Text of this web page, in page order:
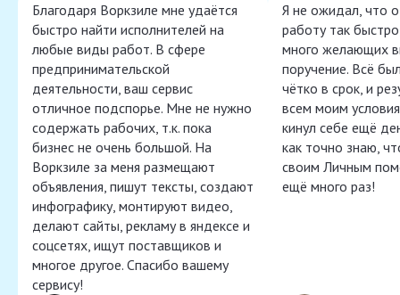
Благодаря Воркзиле мне удаётся
быстро найти исполнителей на
любые виды работ. В сфере
предпринимательской
деятельности, ваш сервис
отличное подспорье. Мне не нужно
содержать рабочих, т.к. пока
бизнес не очень большой. На
Воркзиле за меня размещают
объявления, пишут тексты, создают
инфографику, монтируют видео,
делают сайты, рекламу в яндексе и
соцсетях, ищут поставщиков и
многое другое. Спасибо вашему
сервису!
Я не ожидал, что
работу так
много желающих
поручение. Всё
чётко в срок, и
всем моим
кинул себе ещё
как точно знаю,
своим Личным
ещё много раз!